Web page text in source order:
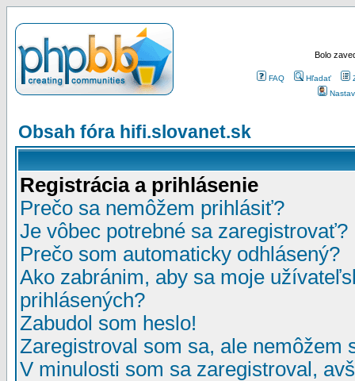
Bolo
FAQ Hľadať
Obsah fóra hifi.slovanet.sk
Registrácia a prihlásenie
Prečo sa nemôžem prihlásiť?
Je vôbec potrebné sa zaregistrovať?
Prečo som automaticky odhlásený?
Ako zabránim, aby sa moje
prihlásených?
Zabudol som heslo!
Zaregistroval som sa, ale nemôžem
V minulosti som sa zaregistroval,